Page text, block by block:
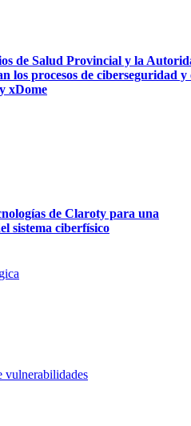
de Salud Provincial y la
los procesos de ciberseguridad y
xDome
de Claroty para una
sistema ciberfísico
vulnerabilidades